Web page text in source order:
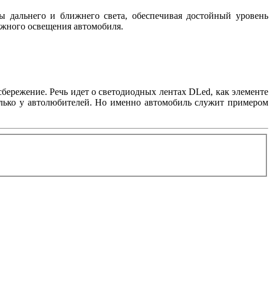
и ближнего света, обеспечивая достойный уровень
освещения автомобиля.
Речь идет о светодиодных лентах DLed, как элементе
у автолюбителей. Но именно автомобиль служит примером